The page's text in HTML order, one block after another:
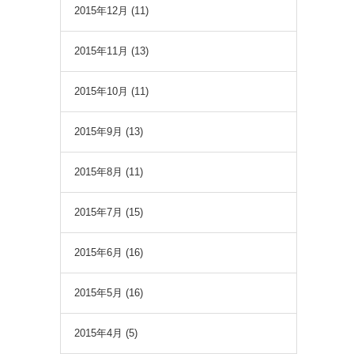
2015年12月 (11)
2015年11月 (13)
2015年10月 (11)
2015年9月 (13)
2015年8月 (11)
2015年7月 (15)
2015年6月 (16)
2015年5月 (16)
2015年4月 (5)